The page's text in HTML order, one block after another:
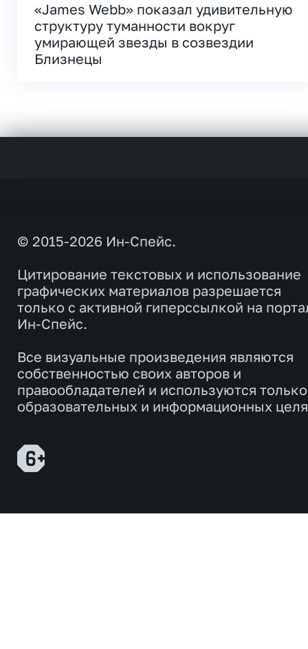
«James Webb» показал удивительную
структуру туманности вокруг
умирающей звезды в созвездии
Близнецы
© 2015-2026 Ин-Спейс.
Цитирование текстовых и использование
графических материалов разрешается
только с активной гиперссылкой на
Ин-Спейс.
Все визуальные произведения являются
собственностью своих авторов и
правообладателей и используются
образовательных и информационных